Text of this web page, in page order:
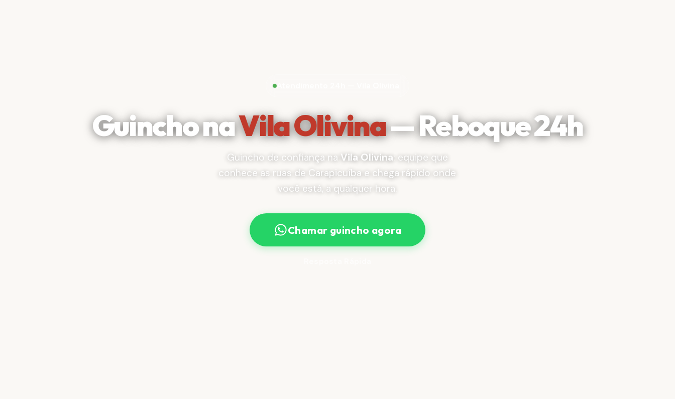
Atendimento 24h — Vila Olivina
Guincho naVila Olivina— Reboque 24h
Guincho de confiança na Vila Olivina: equipe que
conhece as ruas de Carapicuíba e chega rápido onde
você está, a qualquer hora.
Chamar guincho agora